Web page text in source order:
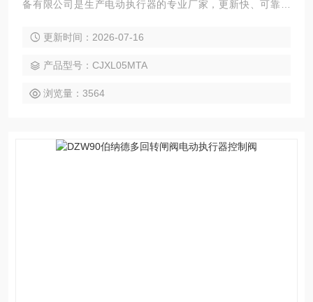
备有限公司是生产电动执行器的专业厂家，更新快、可靠性
合结构是本公司的*设计构思。模块组件互换性高，具有多样化
电力、钢铁、炼油、天然气、水处理、燃气热力、造船、汽车
工业、铝加工、化工等行业。
更新时间：2026-07-16
产品型号：CJXL05MTA
浏览量：3564